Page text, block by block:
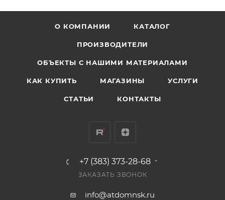
О КОМПАНИИ КАТАЛОГ
ПРОИЗВОДИТЕЛИ
ОБЪЕКТЫ С НАШИМИ МАТЕРИАЛАМИ
КАК КУПИТЬ МАГАЗИНЫ УСЛУГИ
СТАТЬИ КОНТАКТЫ
+7 (383) 373-28-68
ЗАКАЗАТЬ ЗВОНОК
info@atdomnsk.ru